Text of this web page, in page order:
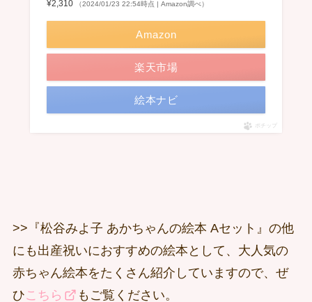
¥2,310 （2024/01/23 22:54時点 | Amazon調べ）
Amazon
楽天市場
絵本ナビ
ポチップ
>>『松谷みよ子 あかちゃんの絵本 Aセット』の他
にも出産祝いにおすすめの絵本として、大人気の
赤ちゃん絵本をたくさん紹介していますので、ぜ
ひこちら もご覧ください。